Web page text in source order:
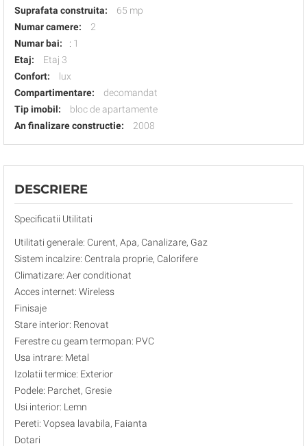
Suprafata construita:
65 mp
Numar camere:
2
Numar bai:
: 1
Etaj:
Etaj 3
Confort:
lux
Compartimentare:
decomandat
Tip imobil:
bloc de apartamente
An finalizare constructie:
2008
DESCRIERE
Specificatii Utilitati
Utilitati generale: Curent, Apa, Canalizare, Gaz
Sistem incalzire: Centrala proprie, Calorifere
Climatizare: Aer conditionat
Acces internet: Wireless
Finisaje
Stare interior: Renovat
Ferestre cu geam termopan: PVC
Usa intrare: Metal
Izolatii termice: Exterior
Podele: Parchet, Gresie
Usi interior: Lemn
Pereti: Vopsea lavabila, Faianta
Dotari